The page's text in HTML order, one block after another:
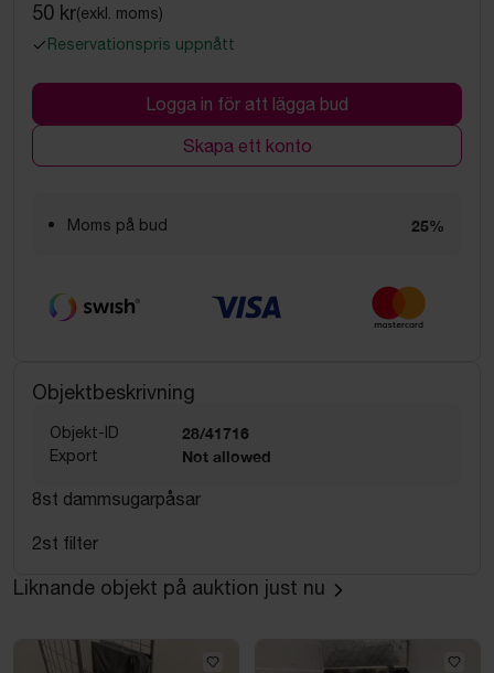
50 kr(exkl. moms)
Reservationspris uppnått
Logga in för att lägga bud
Skapa ett konto
Moms på bud 25%
Objektbeskrivning
Objekt-ID 28/41716
Export Not allowed
8st dammsugarpåsar
2st filter
Liknande objekt på auktion just nu